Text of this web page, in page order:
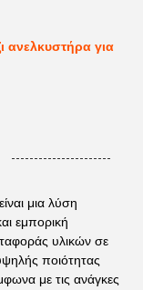
ανελκυστήρα για
μια λύση
εμπορική
υλικών σε
ποιότητας
με τις ανάγκες